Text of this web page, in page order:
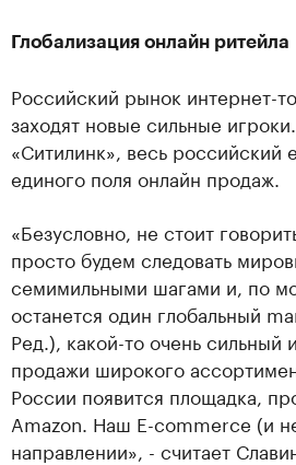
Глобализация онлайн ритейла
Российский рынок интернет-
заходят новые сильные
«Ситилинк», весь
единого поля онлайн продаж.
«Безусловно, не стоит
просто будем следовать
семимильными шагами и, по
останется один глобальный
Ред.), какой-то очень
продажи широкого
России появится площадка,
Amazon. Наш E-commerce (и
направлении», - считает